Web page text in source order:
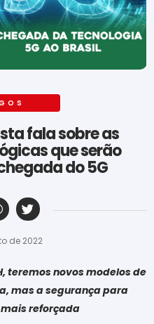
fala sobre as
que serão
do 5G
de 2022
teremos novos modelos de
mas a segurança para
reforçada